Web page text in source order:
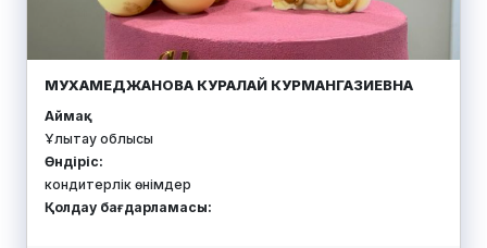
МУХАМЕДЖАНОВА КУРАЛАЙ КУРМАНГАЗИЕВНА
Аймақ:
Ұлытау облысы
Өндіріс:
кондитерлік өнімдер
Қолдау бағдарламасы: